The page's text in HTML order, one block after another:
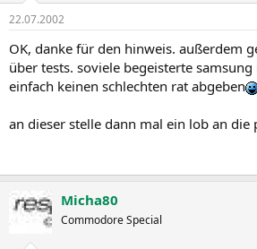
22.07.2002
OK, danke für den hinweis. außerdem
über tests. soviele begeisterte
einfach keinen schlechten rat abgeben
an dieser stelle dann mal ein lob an
Micha80
Commodore Special